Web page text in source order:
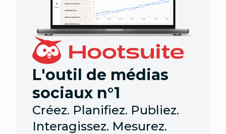
L'outil de médias
sociaux n°1
Créez. Planifiez. Publiez.
Interagissez. Mesurez.